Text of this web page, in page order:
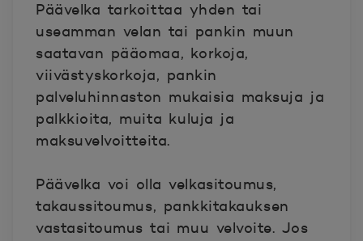
Päävelka tarkoittaa yhden tai
useamman velan tai pankin muun
saatavan pääomaa, korkoja,
viivästyskorkoja, pankin
palveluhinnaston mukaisia maksuja ja
palkkioita, muita kuluja ja
maksuvelvoitteita.
Päävelka voi olla velkasitoumus,
takaussitoumus, pankkitakauksen
vastasitoumus tai muu velvoite. Jos